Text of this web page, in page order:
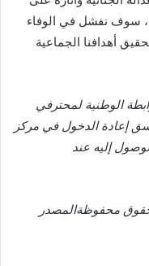
سوف نفشل في الوفاء
أهدافنا الجماعية
الوطنية لمحترفي
إعادة الدخول في مركز
إليه عند
المصدر